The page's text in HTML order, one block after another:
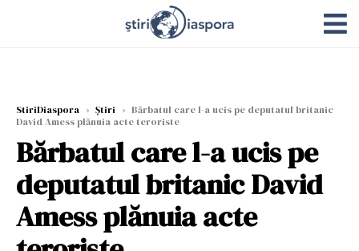
StiriDiaspora › Știri › Bărbatul care l-a ucis pe deputatul britanic
David Amess plănuia acte teroriste
Bărbatul care l-a ucis pe
deputatul britanic David
Amess plănuia acte